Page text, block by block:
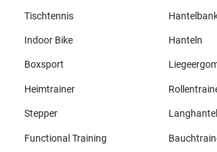
Tischtennis
Indoor Bike Hanteln
Boxsport
Heimtrainer
Stepper
Functional Training